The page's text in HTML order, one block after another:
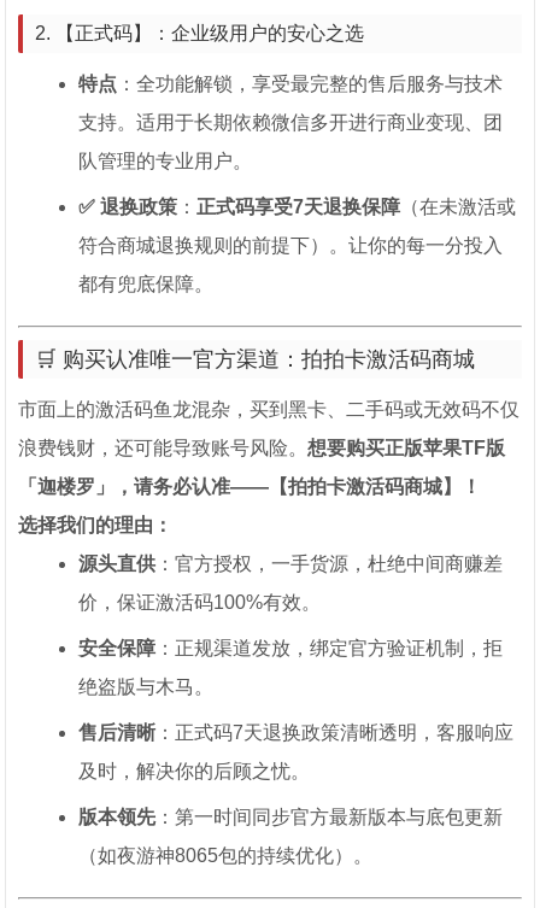
2. 【正式码】：企业级用户的安心之选
特点 ：全功能解锁，享受最完整的售后服务与技术
支持。适用于长期依赖微信多开进行商业变现、团
队管理的专业用户。
✅ 退换政策 ： 正式码享受7天退换保障 （在未激活或
符合商城退换规则的前提下）。让你的每一分投入
都有兜底保障。
🛒 购买认准唯一官方渠道：拍拍卡激活码商城
市面上的激活码鱼龙混杂，买到黑卡、二手码或无效码不仅
浪费钱财，还可能导致账号风险。想要购买正版苹果TF版
「迦楼罗」，请务必认准——【拍拍卡激活码商城】！
选择我们的理由：
源头直供 ：官方授权，一手货源，杜绝中间商赚差
价，保证激活码100%有效。
安全保障 ：正规渠道发放，绑定官方验证机制，拒
绝盗版与木马。
售后清晰 ：正式码7天退换政策清晰透明，客服响应
及时，解决你的后顾之忧。
版本领先：第一时间同步官方最新版本与底包更新
（如夜游神8065包的持续优化）。